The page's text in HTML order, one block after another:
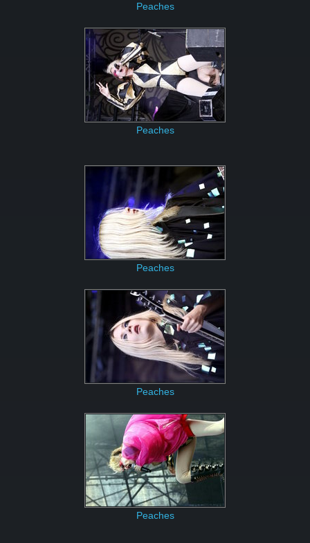
Peaches
Peaches
Peaches
Peaches
Peaches